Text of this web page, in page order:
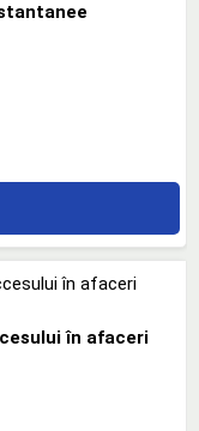
în afaceri